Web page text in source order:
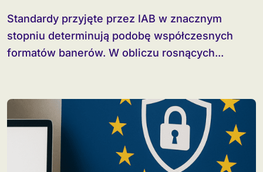
Standardy przyjęte przez IAB w znacznym
stopniu determinują podobę współczesnych
formatów banerów. W obliczu rosnących...